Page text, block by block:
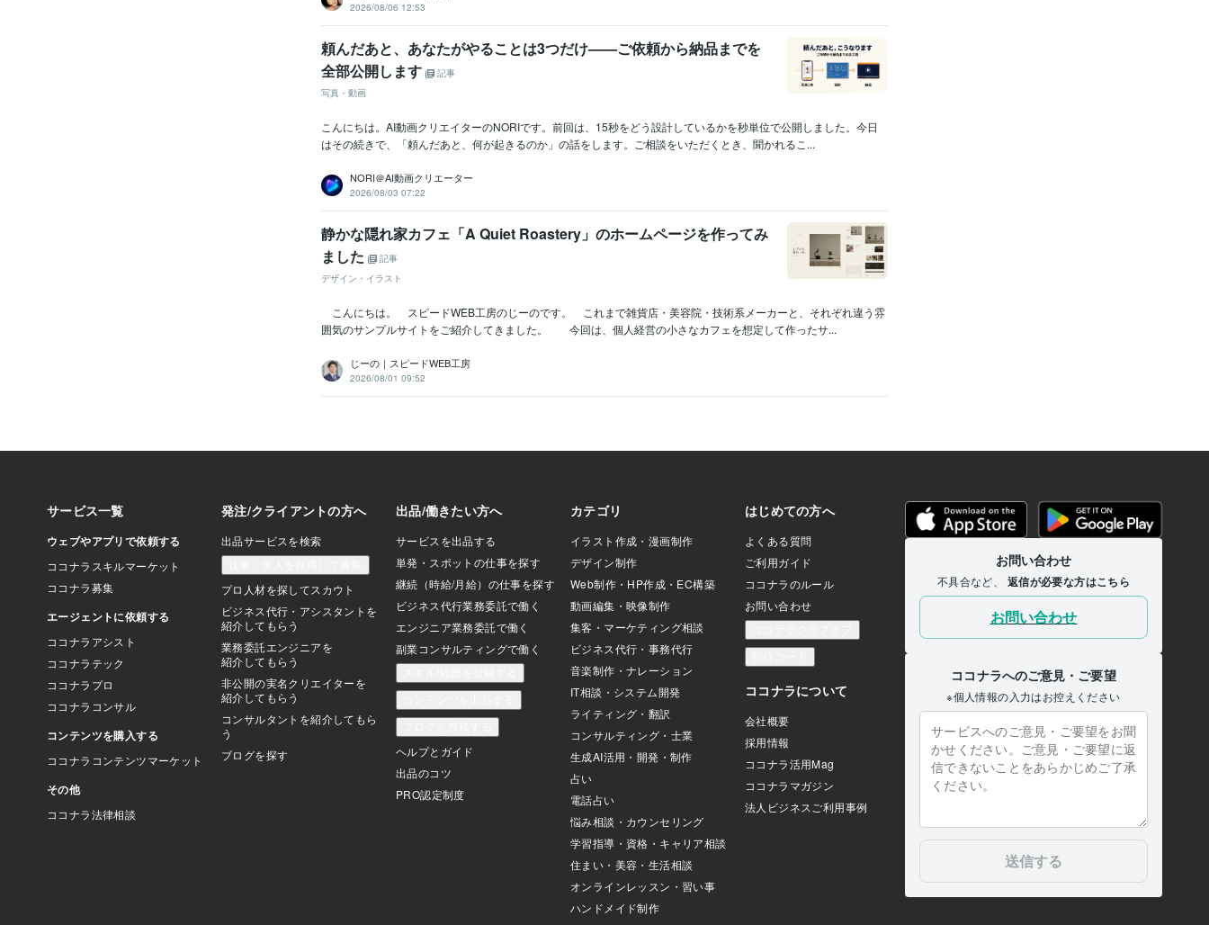
2026/08/06 12:53
頼んだあと、あなたがやることは3つだけ——ご依頼から納品までを
全部公開します
記事
写真・動画
こんにちは。AI動画クリエイターのNORIです。前回は、15秒をどう設計しているかを秒単位で公開しました。今日
はその続きで、「頼んだあと、何が起きるのか」の話をします。ご相談をいただくとき、聞かれるこ...
NORI＠AI動画クリエーター
2026/08/03 07:22
静かな隠れ家カフェ「A Quiet Roastery」のホームページを作ってみ
ました
記事
デザイン・イラスト
こんにちは。 スピードWEB工房のじーのです。 これまで雑貨店・美容院・技術系メーカーと、それぞれ違う雰
囲気のサンプルサイトをご紹介してきました。 今回は、個人経営の小さなカフェを想定して作ったサ...
じーの｜スピードWEB工房
2026/08/01 09:52